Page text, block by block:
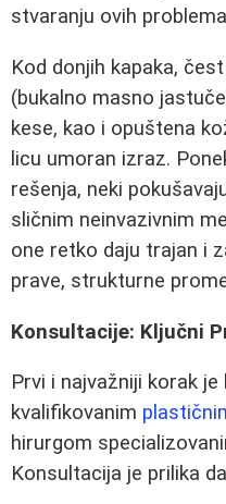
stvaranju ovih
Kod donjih kapaka,
(bukalno masno
kese, kao i opuštena
licu umoran izraz.
rešenja, neki
sličnim neinvazivnim
one retko daju trajan i
prave, strukturne
Konsultacije: Ključni
Prvi i najvažniji korak
kvalifikovanim
hirurgom
Konsultacija je prilika